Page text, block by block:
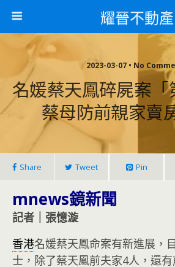
耀晉不動產
2023-03-07 • No
名媛蔡天鳳碎屍案「
蔡母防前親家賣
Share Tweet Pin
mnews鏡新聞
記者｜張憶漩
香港名媛蔡天鳳命案有新進展，
士，除了蔡天鳳前夫家4人，還